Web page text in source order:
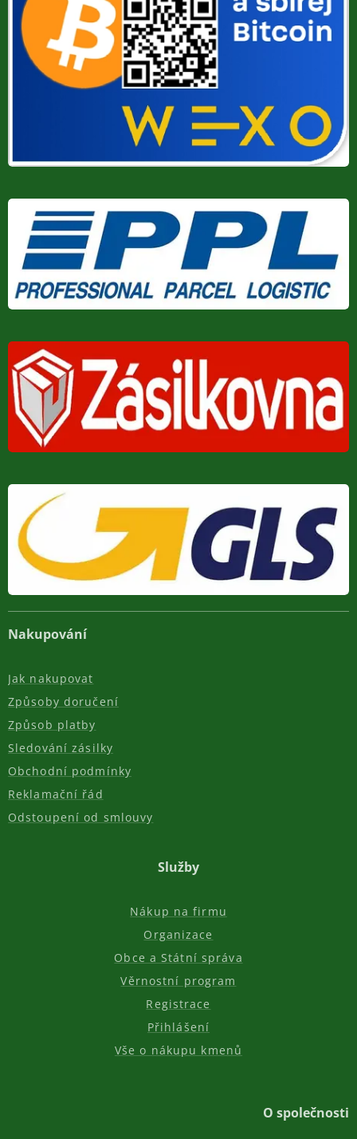
Nakupování
Jak nakupovat
Způsoby doručení
Způsob platby
Sledování zásilky
Obchodní podmínky
Reklamační řád
Odstoupení od smlouvy
Služby
Nákup na firmu
Organizace
Obce a Státní správa
Věrnostní program
Registrace
Přihlášení
Vše o nákupu kmenů
O společnosti